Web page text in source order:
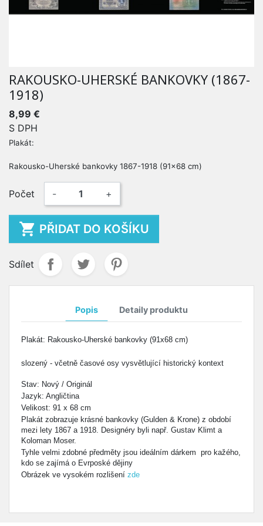
RAKOUSKO-UHERSKÉ BANKOVKY (1867-
1918)
8,99 €
S DPH
Plakát :
Rakousko-Uherské bankovky 1867-1918 (91x68 cm)
Počet - +
 PŘIDAT DO KOŠÍKU
Sdílet
Popis Detaily produktu
Plakát: Rakousko-Uherské bankovky (91x68 cm)
slozený - včetně časové osy vysvětlující historický kontext
Stav: Nový / Originál
Jazyk: Angličtina
Velikost: 91 x 68 cm
Plakát zobrazuje krásné bankovky (Gulden & Krone) z období
mezi lety 1867 a 1918. Designéry byli např. Gustav Klimt a
Koloman Moser.
Tyhle velmi zdobné předměty jsou ideálním dárkem pro kažého,
kdo se zajímá o Evrposké dějiny
Obrázek ve vysokém rozlišení zde